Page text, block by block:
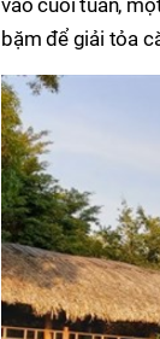
bặm để giải tỏa